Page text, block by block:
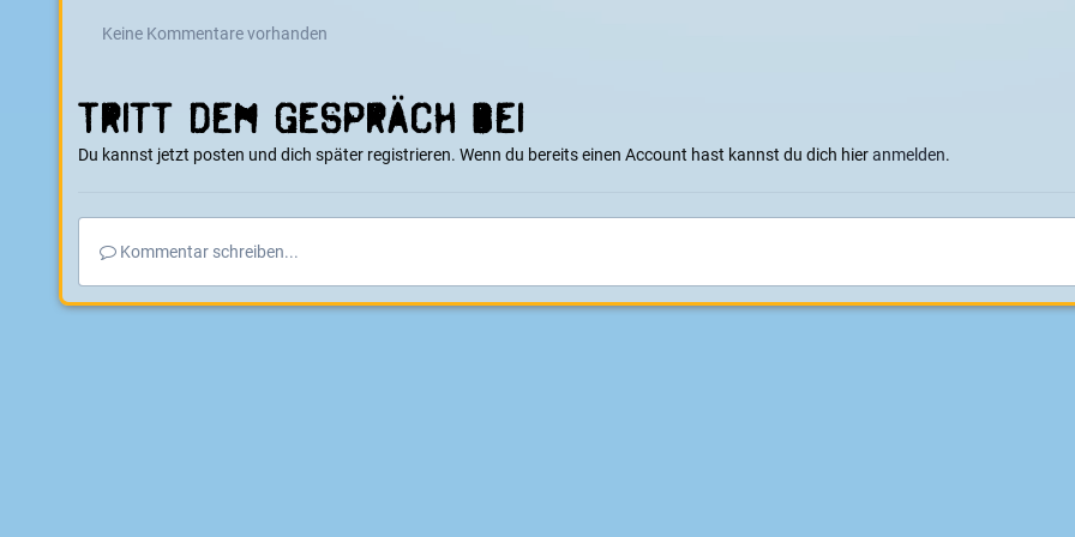
Keine Kommentare vorhanden
Tritt dem Gespräch bei
Du kannst jetzt posten und dich später registrieren. Wenn du bereits einen Account hast kannst du dich hieranmelden.
Kommentar schreiben...